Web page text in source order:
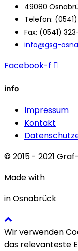
49080
Telefon:
Fax: (0541)
info@gsg-
Facebook-f
info
Impressum
Kontakt
© 2015 - 2021
Made with
in Osnabrück
Wir verwenden
das relevanteste